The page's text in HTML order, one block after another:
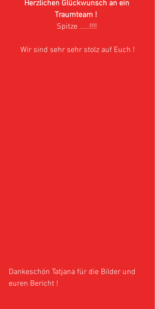
Herzlichen Glückwunsch an ein
Traumteam !
Spitze .....!!!!
Wir sind sehr sehr stolz auf Euch !
Dankeschön Tatjana für die Bilder und
euren Bericht !